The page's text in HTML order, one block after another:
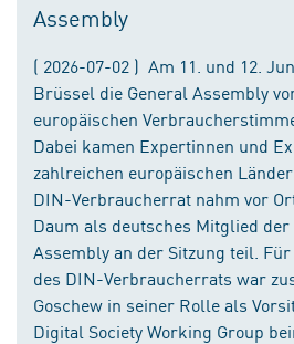
Assembly
( 2026-07-02 ) Am 11. und 12.
Brüssel die General Assembly
europäischen
Dabei kamen Expertinnen und
zahlreichen europäischen
DIN-Verbraucherrat nahm vor
Daum als deutsches Mitglied der
Assembly an der Sitzung teil.
des DIN-Verbraucherrats war
Goschew in seiner Rolle als
Digital Society Working Group